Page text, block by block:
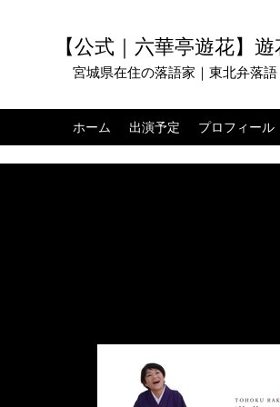
【公式｜六華亭遊花】
宮城県在住の落語家｜東北弁落語
ホーム 出演予定 プロフィール